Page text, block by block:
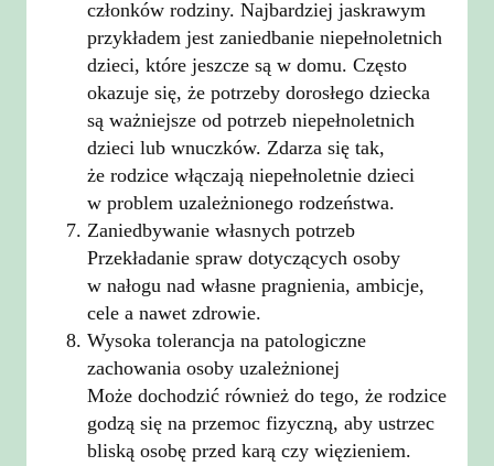
członków rodziny. Najbardziej jaskrawym
przykładem jest zaniedbanie niepełnoletnich
dzieci, które jeszcze są w domu. Często
okazuje się, że potrzeby dorosłego dziecka
są ważniejsze od potrzeb niepełnoletnich
dzieci lub wnuczków. Zdarza się tak,
że rodzice włączają niepełnoletnie dzieci
w problem uzależnionego rodzeństwa.
Zaniedbywanie własnych potrzeb
Przekładanie spraw dotyczących osoby
w nałogu nad własne pragnienia, ambicje,
cele a nawet zdrowie.
Wysoka tolerancja na patologiczne
zachowania osoby uzależnionej
Może dochodzić również do tego, że rodzice
godzą się na przemoc fizyczną, aby ustrzec
bliską osobę przed karą czy więzieniem.